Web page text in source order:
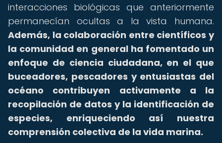
interacciones biológicas que anteriormente
permanecían ocultas a la vista humana.
Además, la colaboración entre científicos y
la comunidad en general ha fomentado un
enfoque de ciencia ciudadana, en el que
buceadores, pescadores y entusiastas del
océano contribuyen activamente a la
recopilación de datos y la identificación de
especies, enriqueciendo así nuestra
comprensión colectiva de la vida marina.